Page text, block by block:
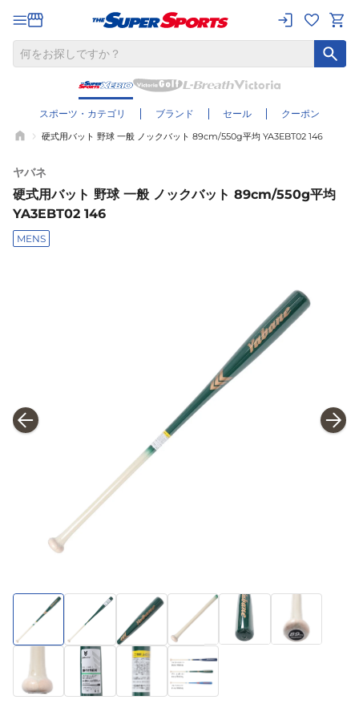
スポーツ・カテゴリ ブランド セール クーポン
硬式用バット 野球 一般 ノックバット 89cm/550g平均 YA3EBT02 146
ヤバネ
硬式用バット 野球 一般 ノックバット 89cm/550g平均
YA3EBT02 146
MENS